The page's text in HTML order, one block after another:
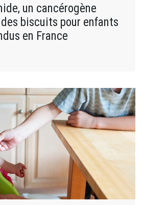
un cancérogène
biscuits pour enfants
en France